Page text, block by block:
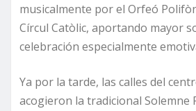
musicalmente por el Orfeó
Círcul Catòlic, aportando mayor
celebración especialmente
Ya por la tarde, las calles del
acogieron la tradicional Solemne